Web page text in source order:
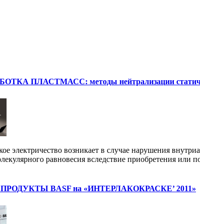
ПЛАСТМАСС: методы нейтрализации
электричество возникает в случае нарушения
равновесия вследствие приобретения или
BASF на «ИНТЕРЛАКОКРАСКЕ’ 2011»